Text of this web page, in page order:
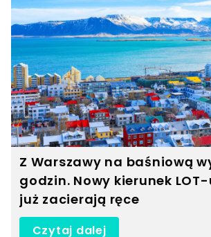
Z Warszawy na baśniową
godzin. Nowy kierunek
już zacierają ręce
Czytaj dalej